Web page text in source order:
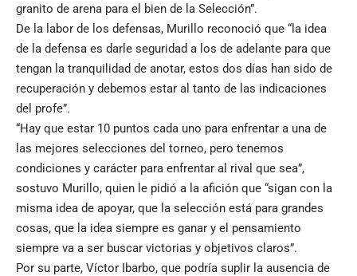
granito de arena para el bien de la Selección”.
De la labor de los defensas, Murillo reconoció que “la idea
de la defensa es darle seguridad a los de adelante para que
tengan la tranquilidad de anotar, estos dos días han sido de
recuperación y debemos estar al tanto de las indicaciones
del profe”.
“Hay que estar 10 puntos cada uno para enfrentar a una de
las mejores selecciones del torneo, pero tenemos
condiciones y carácter para enfrentar al rival que sea”,
sostuvo Murillo, quien le pidió a la afición que “sigan con la
misma idea de apoyar, que la selección está para grandes
cosas, que la idea siempre es ganar y el pensamiento
siempre va a ser buscar victorias y objetivos claros”.
Por su parte, Víctor Ibarbo, que podría suplir la ausencia de